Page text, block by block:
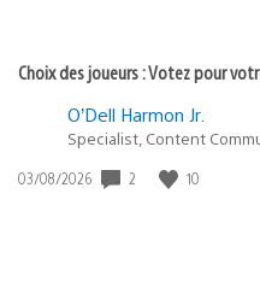
Choix des joueurs : Votez pour
O’Dell Harmon Jr.
Specialist, Content
Date
03/08/2026 2 10